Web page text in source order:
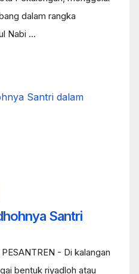
dalam rangka
Nabi ...
Santri
- Di kalangan
bentuk riyadloh atau